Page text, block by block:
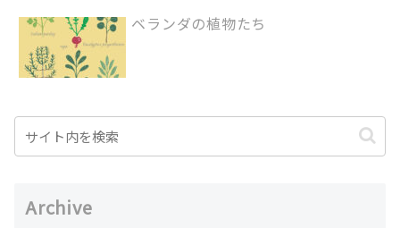
ベランダの植物たち
Archive